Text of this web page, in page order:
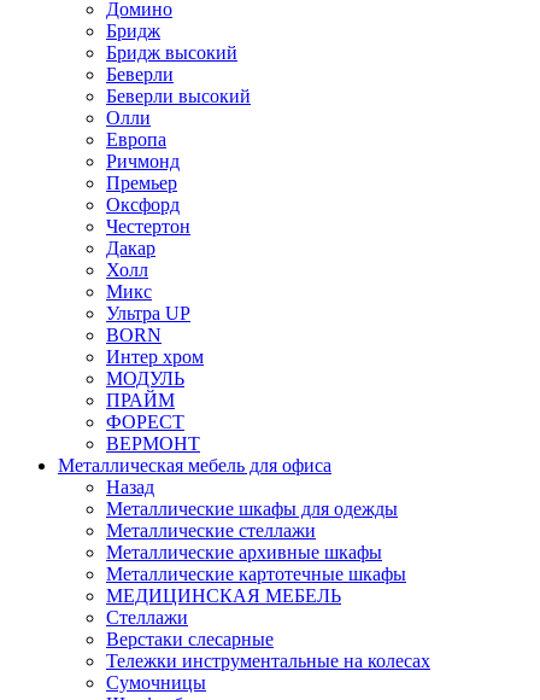
Домино
Бридж
Бридж высокий
Беверли
Беверли высокий
Олли
Европа
Ричмонд
Премьер
Оксфорд
Честертон
Дакар
Холл
Микс
Ультра UP
BORN
Интер хром
МОДУЛЬ
ПРАЙМ
ФОРЕСТ
ВЕРМОНТ
Металлическая мебель для офиса
Назад
Металлические шкафы для одежды
Металлические стеллажи
Металлические архивные шкафы
Металлические картотечные шкафы
МЕДИЦИНСКАЯ МЕБЕЛЬ
Стеллажи
Верстаки слесарные
Тележки инструментальные на колесах
Сумочницы